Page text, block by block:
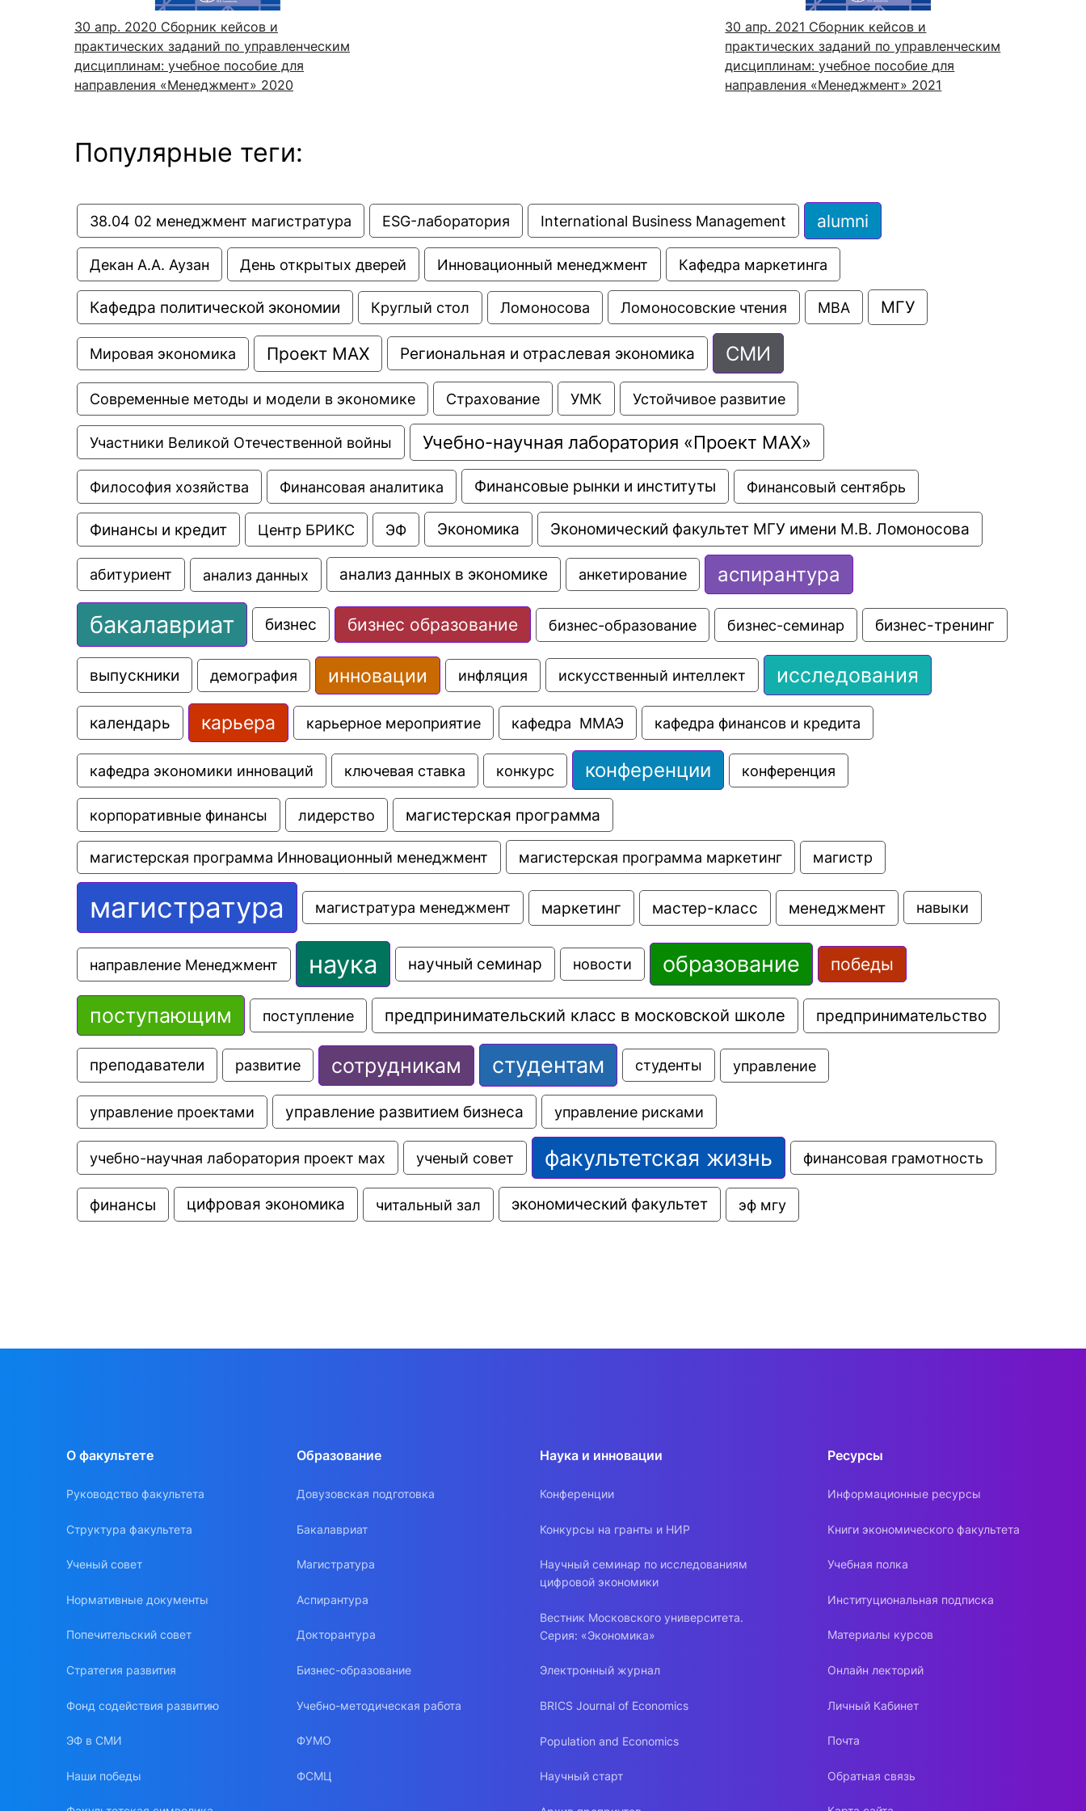
30 апр. 2020 Сборник кейсов и
практических заданий по управленческим
дисциплинам: учебное пособие для
направления «Менеджмент» 2020
30 апр. 2021 Сборник кейсов и
практических заданий по управленческим
дисциплинам: учебное пособие для
направления «Менеджмент» 2021
Популярные теги:
38.04 02 менеджмент магистратура ESG-лаборатория International Business Management alumni
Декан А.А. Аузан День открытых дверей Инновационный менеджмент Кафедра маркетинга
Кафедра политической экономии Круглый стол Ломоносова Ломоносовские чтения МВА МГУ
Мировая экономика Проект МАХ Региональная и отраслевая экономика СМИ
Современные методы и модели в экономике Страхование УМК Устойчивое развитие
Участники Великой Отечественной войны Учебно-научная лаборатория «Проект МАХ»
Философия хозяйства Финансовая аналитика Финансовые рынки и институты Финансовый сентябрь
Финансы и кредит Центр БРИКС ЭФ Экономика Экономический факультет МГУ имени М.В. Ломоносова
абитуриент анализ данных анализ данных в экономике анкетирование аспирантура
бакалавриат бизнес бизнес образование бизнес-образование бизнес-семинар бизнес-тренинг
выпускники демография инновации инфляция искусственный интеллект исследования
календарь карьера карьерное мероприятие кафедра  ММАЭ кафедра финансов и кредита
кафедра экономики инноваций ключевая ставка конкурс конференции конференция
корпоративные финансы лидерство магистерская программа
магистерская программа Инновационный менеджмент магистерская программа маркетинг магистр
магистратура магистратура менеджмент маркетинг мастер-класс менеджмент навыки
направление Менеджмент наука научный семинар новости образование победы
поступающим поступление предпринимательский класс в московской школе предпринимательство
преподаватели развитие сотрудникам студентам студенты управление
управление проектами управление развитием бизнеса управление рисками
учебно-научная лаборатория проект мах ученый совет факультетская жизнь финансовая грамотность
финансы цифровая экономика читальный зал экономический факультет эф мгу
О факультете
Руководство факультета
Структура факультета
Ученый совет
Нормативные документы
Попечительский совет
Стратегия развития
Фонд содействия развитию
ЭФ в СМИ
Наши победы
Образование
Довузовская подготовка
Бакалавриат
Магистратура
Аспирантура
Докторантура
Бизнес-образование
Учебно-методическая работа
ФУМО
ФСМЦ
Наука и инновации
Конференции
Конкурсы на гранты и НИР
Научный семинар по исследованиям
цифровой экономики
Вестник Московского университета.
Серия: «Экономика»
Электронный журнал
BRICS Journal of Economics
Population and Economics
Научный старт
Ресурсы
Информационные ресурсы
Книги экономического факультета
Учебная полка
Институциональная подписка
Материалы курсов
Онлайн лекторий
Личный Кабинет
Почта
Обратная связь